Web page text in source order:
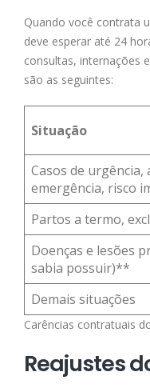
Quando você contrata
deve esperar até 24
consultas, internações
são as seguintes:
Situação
Casos de
emergência, risco
Partos a termo,
Doenças e lesões
sabia possuir)**
Demais situações
Carências contratuais
Reajustes